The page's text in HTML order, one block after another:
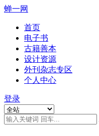
蝉一网
首页
电子书
古籍善本
设计资源
外刊杂志专区
个人中心
登录